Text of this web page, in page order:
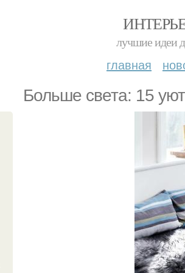
лучшие идеи
главная
Больше света: 15